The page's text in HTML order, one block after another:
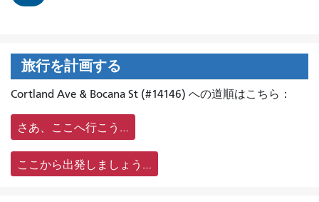
旅行を計画する
Cortland Ave & Bocana St (#14146) への道順はこちら：
さあ、ここへ行こう…
ここから出発しましょう…